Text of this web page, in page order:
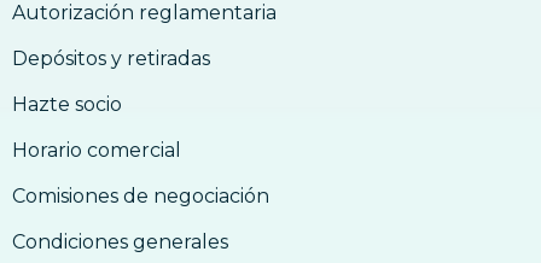
Autorización reglamentaria
Depósitos y retiradas
Hazte socio
Horario comercial
Comisiones de negociación
Condiciones generales